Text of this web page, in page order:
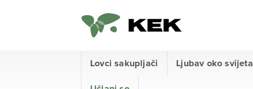
Lovci sakupljači Ljubav oko svijeta